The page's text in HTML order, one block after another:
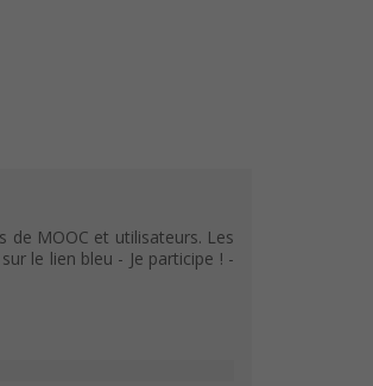
MOOC et utilisateurs. Les
le lien bleu - Je participe ! -